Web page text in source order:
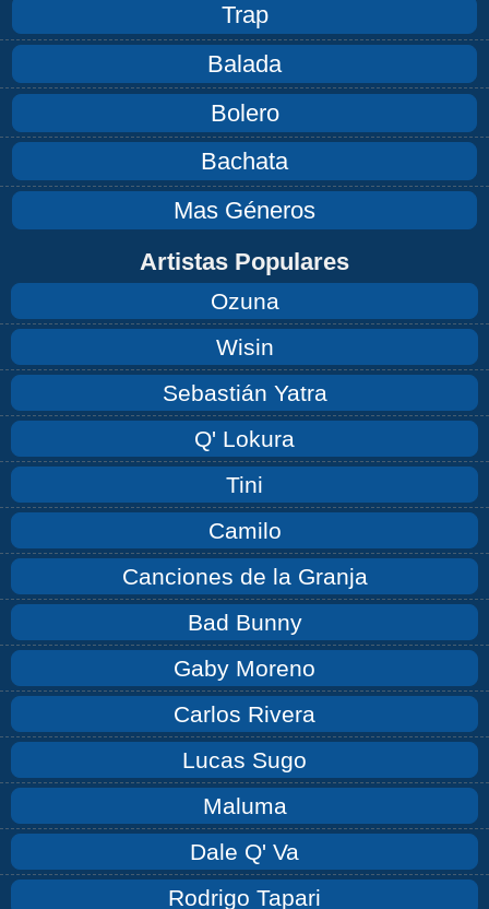
Trap
Balada
Bolero
Bachata
Mas Géneros
Artistas Populares
Ozuna
Wisin
Sebastián Yatra
Q' Lokura
Tini
Camilo
Canciones de la Granja
Bad Bunny
Gaby Moreno
Carlos Rivera
Lucas Sugo
Maluma
Dale Q' Va
Rodrigo Tapari